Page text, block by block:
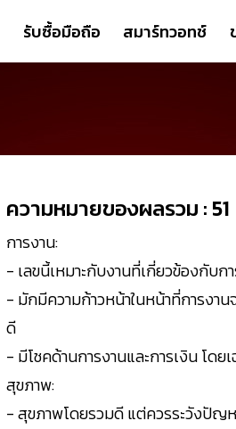
รับซื้อมือถือ สมาร์ทวอทช์
ความหมายของผลรวม : 51
การงาน:
- เลขนี้เหมาะกับงานที่เกี่ยวข้องกับก
- มักมีความก้าวหน้าในหน้าที่การงาน
ดี
- มีโชคด้านการงานและการเงิน โด
สุขภาพ:
- สุขภาพโดยรวมดี แต่ควรระวังปัญ